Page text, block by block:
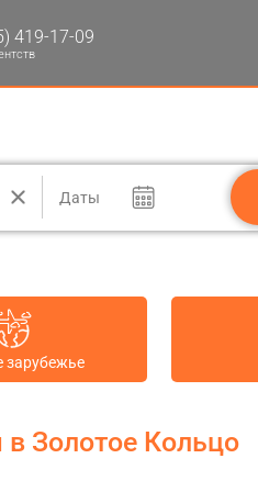
419-17-09
Даты
зарубежье
в Золотое Кольцо